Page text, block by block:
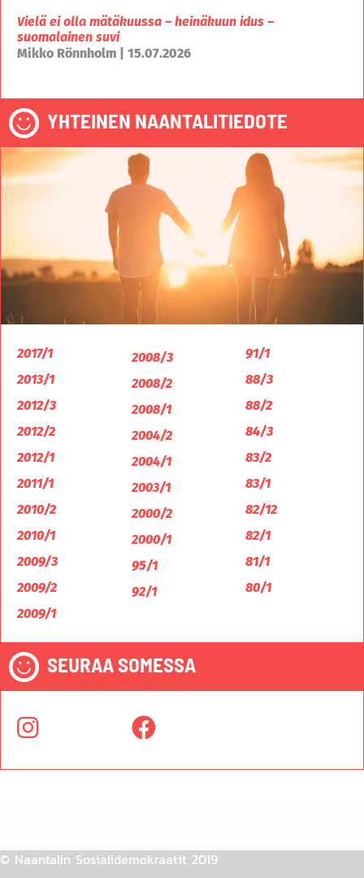
Vielä ei olla mätäkuussa – heinäkuun idus –
suomalainen suvi
Mikko Rönnholm | 15.07.2026
YHTEINEN NAANTALITIEDOTE
2017/1
2013/1
2012/3
2012/2
2012/1
2011/1
2010/2
2010/1
2009/3
2009/2
2009/1
2008/3
2008/2
2008/1
2004/2
2004/1
2003/1
2000/2
2000/1
95/1
92/1
91/1
88/3
88/2
84/3
83/2
83/1
82/12
82/1
81/1
80/1
SEURAA SOMESSA
© Naantalin Sosialidemokraatit 2019